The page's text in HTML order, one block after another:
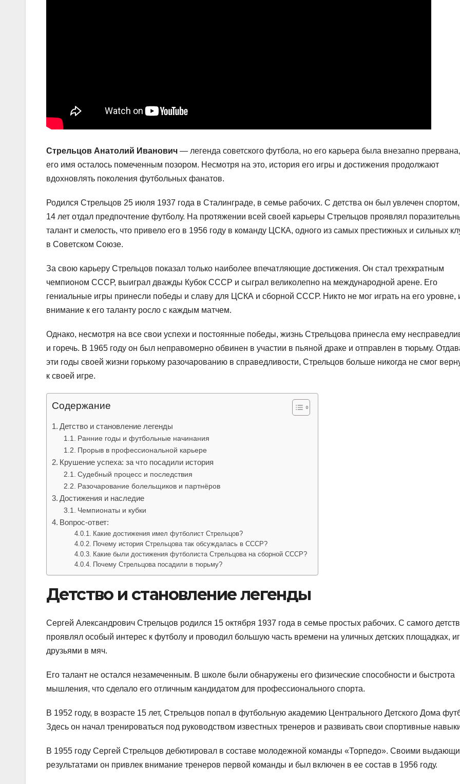
Стрельцов Анатолий Иванович — легенда советского футбола, но его карьера была внезапно
его имя осталось помеченным позором. Несмотря на это, история его игры и достижения продолжают
вдохновлять поколения футбольных фанатов.
Родился Стрельцов 25 июля 1937 года в Сталинграде, в семье рабочих. С детства он был увлечен
14 лет отдал предпочтение футболу. На протяжении всей своей карьеры Стрельцов проявлял
талант и смелость, что привело его в 1956 году в команду ЦСКА, одного из самых престижных и сильных
в Советском Союзе.
За свою карьеру Стрельцов показал только наиболее впечатляющие достижения. Он стал трехкратным
чемпионом СССР, выиграл дважды Кубок СССР и сыграл великолепно на международной арене. Его
гениальные игры принесли победы и славу для ЦСКА и сборной СССР. Никто не мог играть на его уровне,
внимание к его таланту росло с каждым матчем.
Однако, несмотря на все свои успехи и постоянные победы, жизнь Стрельцова принесла ему
и горечь. В 1965 году он был неправомерно обвинен в участии в пьяной драке и отправлен в тюрьму.
эти годы своей жизни горькому разочарованию в справедливости, Стрельцов больше никогда не смог
к своей игре.
Содержание
Детство и становление легенды
Ранние годы и футбольные начинания
Прорыв в профессиональной карьере
Крушение успеха: за что посадили история
Судебный процесс и последствия
Разочарование болельщиков и партнёров
Достижения и наследие
Чемпионаты и кубки
Вопрос-ответ:
Какие достижения имел футболист Стрельцов?
Почему история Стрельцова так обсуждалась в СССР?
Какие были достижения футболиста Стрельцова на сборной СССР?
Почему Стрельцова посадили в тюрьму?
Детство и становление легенды
Сергей Александрович Стрельцов родился 15 октября 1937 года в семье простых рабочих. С самого
проявлял особый интерес к футболу и проводил большую часть времени на уличных детских площадках,
друзьями в мяч.
Его талант не остался незамеченным. В школе были обнаружены его физические способности и быстрота
мышления, что сделало его отличным кандидатом для профессионального спорта.
В 1952 году, в возрасте 15 лет, Стрельцов попал в футбольную академию Центрального Детского Дома
Здесь он начал тренироваться под руководством известных тренеров и развивать свои спортивные
В 1955 году Сергей Стрельцов дебютировал в составе молодежной команды «Торпедо». Своими
результатами он привлек внимание тренеров первой команды и был включен в ее состав в 1956 году.